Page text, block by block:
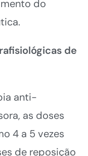
do
de
anti-
as doses
4 a 5 vezes
de reposição